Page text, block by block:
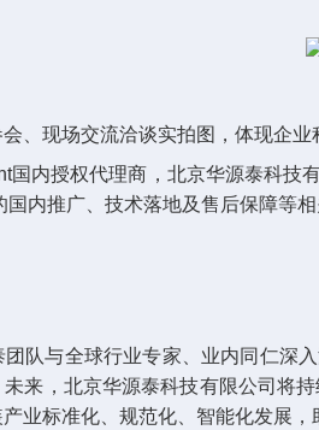
、现场交流洽谈实拍图，体现企
国内授权代理商，北京华源泰科技
国内推广、技术落地及售后保障等
队与全球行业专家、业内同仁深
来，北京华源泰科技有限公司将
业标准化、规范化、智能化发展，